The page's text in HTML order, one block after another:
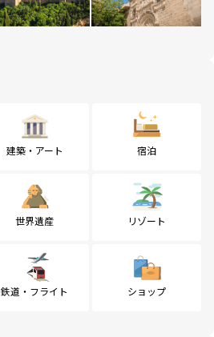
建築・アート 宿泊
世界遺産 リゾート
鉄道・フライト ショップ